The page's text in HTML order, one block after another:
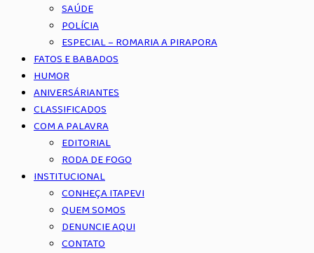
SAÚDE
POLÍCIA
ESPECIAL – ROMARIA A PIRAPORA
FATOS E BABADOS
HUMOR
ANIVERSÁRIANTES
CLASSIFICADOS
COM A PALAVRA
EDITORIAL
RODA DE FOGO
INSTITUCIONAL
CONHEÇA ITAPEVI
QUEM SOMOS
DENUNCIE AQUI
CONTATO